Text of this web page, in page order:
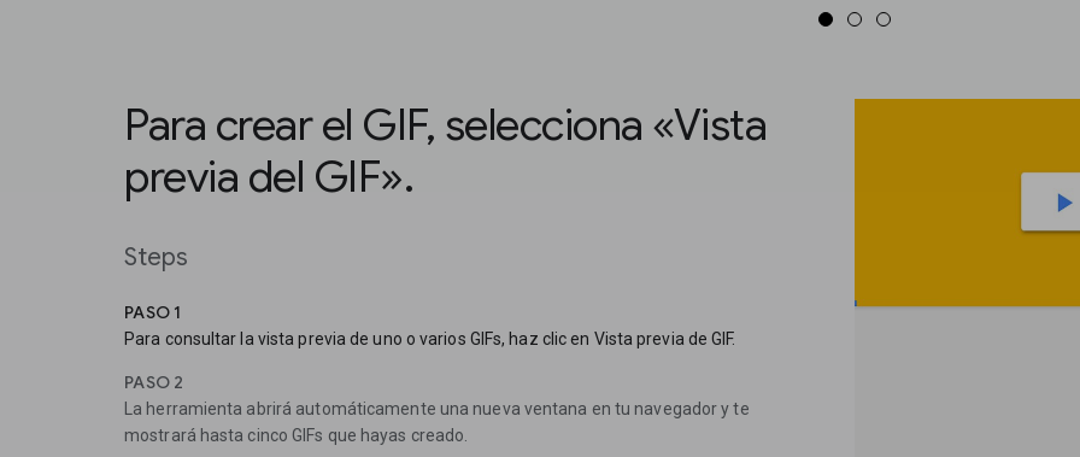
Para crear el GIF, selecciona «Vista
previa del GIF».
Steps
PASO 1
Para consultar la vista previa de uno o varios GIFs, haz clic en Vista previa de GIF.
PASO 2
La herramienta abrirá automáticamente una nueva ventana en tu navegador y te
mostrará hasta cinco GIFs que hayas creado.